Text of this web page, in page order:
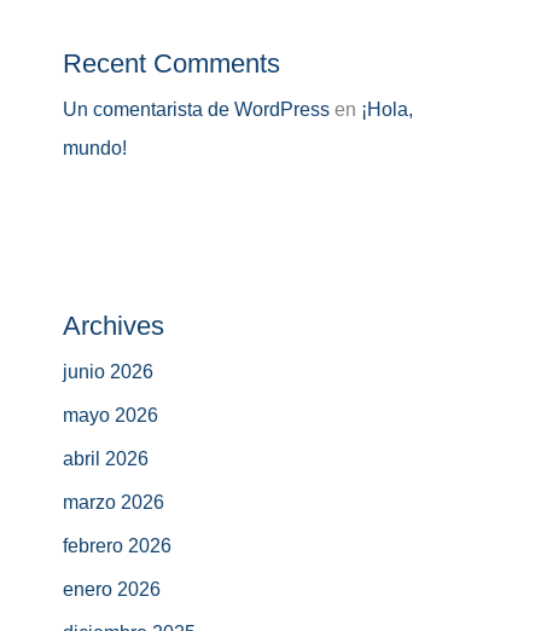
Recent Comments
Un comentarista de WordPress en ¡Hola,
mundo!
Archives
junio 2026
mayo 2026
abril 2026
marzo 2026
febrero 2026
enero 2026